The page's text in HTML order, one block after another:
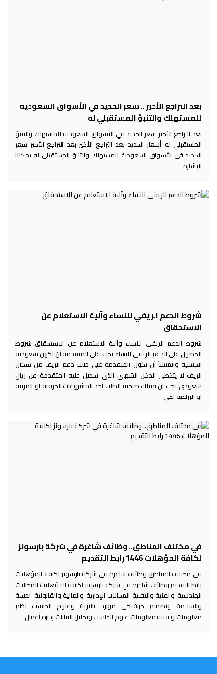
بعد التراجع الأخير .. سعر الحديد في الأسواق السعودية
للمستهلك والتنبؤ المستقبلي له
بعد التراجع الأخير سعر الحديد في الأسواق السعودية للمستهلك والتنبؤ
المستقبلي له أسعار الحديد بعد التراجع الأخير بعد التراجع الأخير سعر
الحديد في الأسواق السعودية للمستهلك والتنبؤ المستقبلي له يمكننا
الإشارة
شروط الدعم الريفي للنساء وآلية الاستعلام عن
الاستحقاق
شروط الدعم الريفي للنساء وآلية الاستعلام عن الاستحقاق شروط
الحصول على الدعم الريفي للنساء يجب على المتقدمة أن تكون سعودية
الجنسية والمنشأ أن تكون المتقدمة على طلب دعم الريف من سكان
الريف لا يتخطى الدخل الشهري الذي تحصل عليه المتقدمة عن ريال
سعودي يجب ان تمتلك صاحبة الطلب أحد المشروعات الحرفية او المربية
او الزراعية لكي
في مختلف المناطق.. وظائف شاغرة في شركة بارسونز
لكافة المؤهلات 1446 رابط التقديم
في مختلف المناطق وظائف شاغرة في شركة بارسونز لكافة المؤهلات
رابط التقديم وظائف شاغرة في شركة بارسونز لكافة المؤهلات المجالات
الهندسية والفنية والتقنية المجالات الإدارية والمالية والقانونية الصحة
والسلامة وتصميم جرافيكي موارد بشرية وعلوم الحاسب نظم
معلومات وتقنية معلومات علوم الحاسب وتحليل البيانات إدارة أعمال